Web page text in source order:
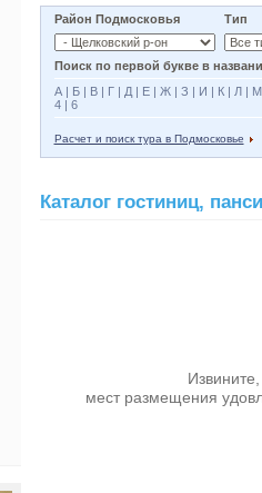
Район Подмосковья Тип
Поиск по первой букве в
А| Б| В| Г| Д| Е| Ж| З | И | К| Л| М
4| 6
Расчет и поиск тура в Подмосковье
Каталог гостиниц,
мест размещения